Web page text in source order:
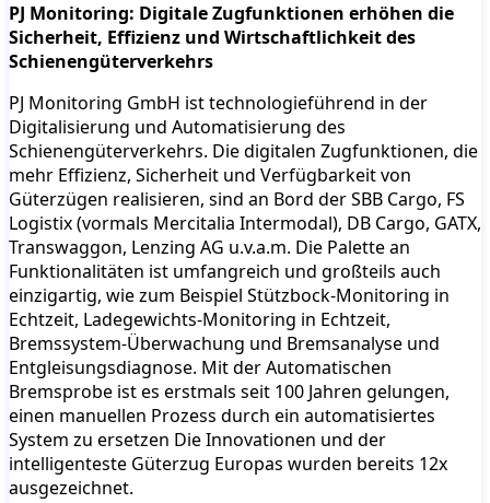
PJ Monitoring: Digitale Zugfunktionen erhöhen die
Sicherheit, Effizienz und Wirtschaftlichkeit des
Schienengüterverkehrs
PJ Monitoring GmbH ist technologieführend in der
Digitalisierung und Automatisierung des
Schienengüterverkehrs. Die digitalen Zugfunktionen, die
mehr Effizienz, Sicherheit und Verfügbarkeit von
Güterzügen realisieren, sind an Bord der SBB Cargo, FS
Logistix (vormals Mercitalia Intermodal), DB Cargo, GATX,
Transwaggon, Lenzing AG u.v.a.m. Die Palette an
Funktionalitäten ist umfangreich und großteils auch
einzigartig, wie zum Beispiel Stützbock-Monitoring in
Echtzeit, Ladegewichts-Monitoring in Echtzeit,
Bremssystem-Überwachung und Bremsanalyse und
Entgleisungsdiagnose. Mit der Automatischen
Bremsprobe ist es erstmals seit 100 Jahren gelungen,
einen manuellen Prozess durch ein automatisiertes
System zu ersetzen Die Innovationen und der
intelligenteste Güterzug Europas wurden bereits 12x
ausgezeichnet.